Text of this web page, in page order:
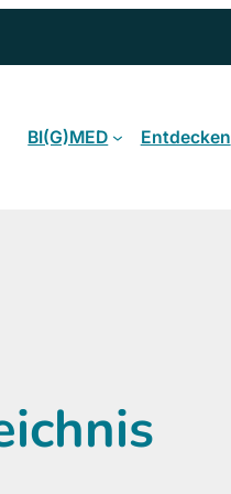
BI(G)MED Entdecken